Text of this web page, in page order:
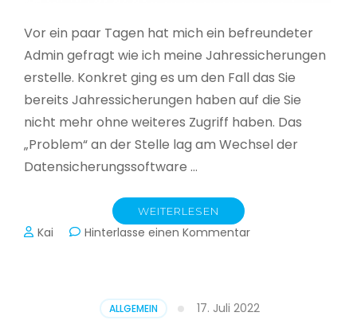
Vor ein paar Tagen hat mich ein befreundeter
Admin gefragt wie ich meine Jahressicherungen
erstelle. Konkret ging es um den Fall das Sie
bereits Jahressicherungen haben auf die Sie
nicht mehr ohne weiteres Zugriff haben. Das
„Problem“ an der Stelle lag am Wechsel der
Datensicherungssoftware …
WEITERLESEN
Kai Hinterlasse einen Kommentarzu
Jahressicherung
ALLGEMEIN 17. Juli 2022